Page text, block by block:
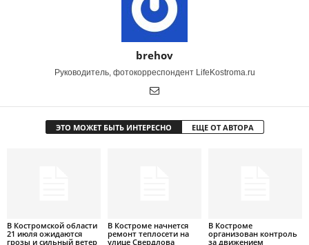
brehov
Руководитель, фотокорреспондент LifeKostroma.ru
ЭТО МОЖЕТ БЫТЬ ИНТЕРЕСНО ЕЩЕ ОТ АВТОРА
В Костромской области
21 июля ожидаются
грозы и сильный ветер
В Костроме начнется
ремонт теплосети на
улице Свердлова
В Костроме
организован контроль
за движением